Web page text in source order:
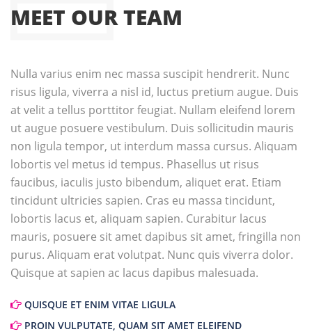
MEET OUR TEAM
Nulla varius enim nec massa suscipit hendrerit. Nunc
risus ligula, viverra a nisl id, luctus pretium augue. Duis
at velit a tellus porttitor feugiat. Nullam eleifend lorem
ut augue posuere vestibulum. Duis sollicitudin mauris
non ligula tempor, ut interdum massa cursus. Aliquam
lobortis vel metus id tempus. Phasellus ut risus
faucibus, iaculis justo bibendum, aliquet erat. Etiam
tincidunt ultricies sapien. Cras eu massa tincidunt,
lobortis lacus et, aliquam sapien. Curabitur lacus
mauris, posuere sit amet dapibus sit amet, fringilla non
purus. Aliquam erat volutpat. Nunc quis viverra dolor.
Quisque at sapien ac lacus dapibus malesuada.
QUISQUE ET ENIM VITAE LIGULA
PROIN VULPUTATE, QUAM SIT AMET ELEIFEND